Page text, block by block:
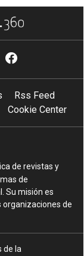
Rss Feed
Cookie Center
de revistas y
de
Su misión es
de
de la